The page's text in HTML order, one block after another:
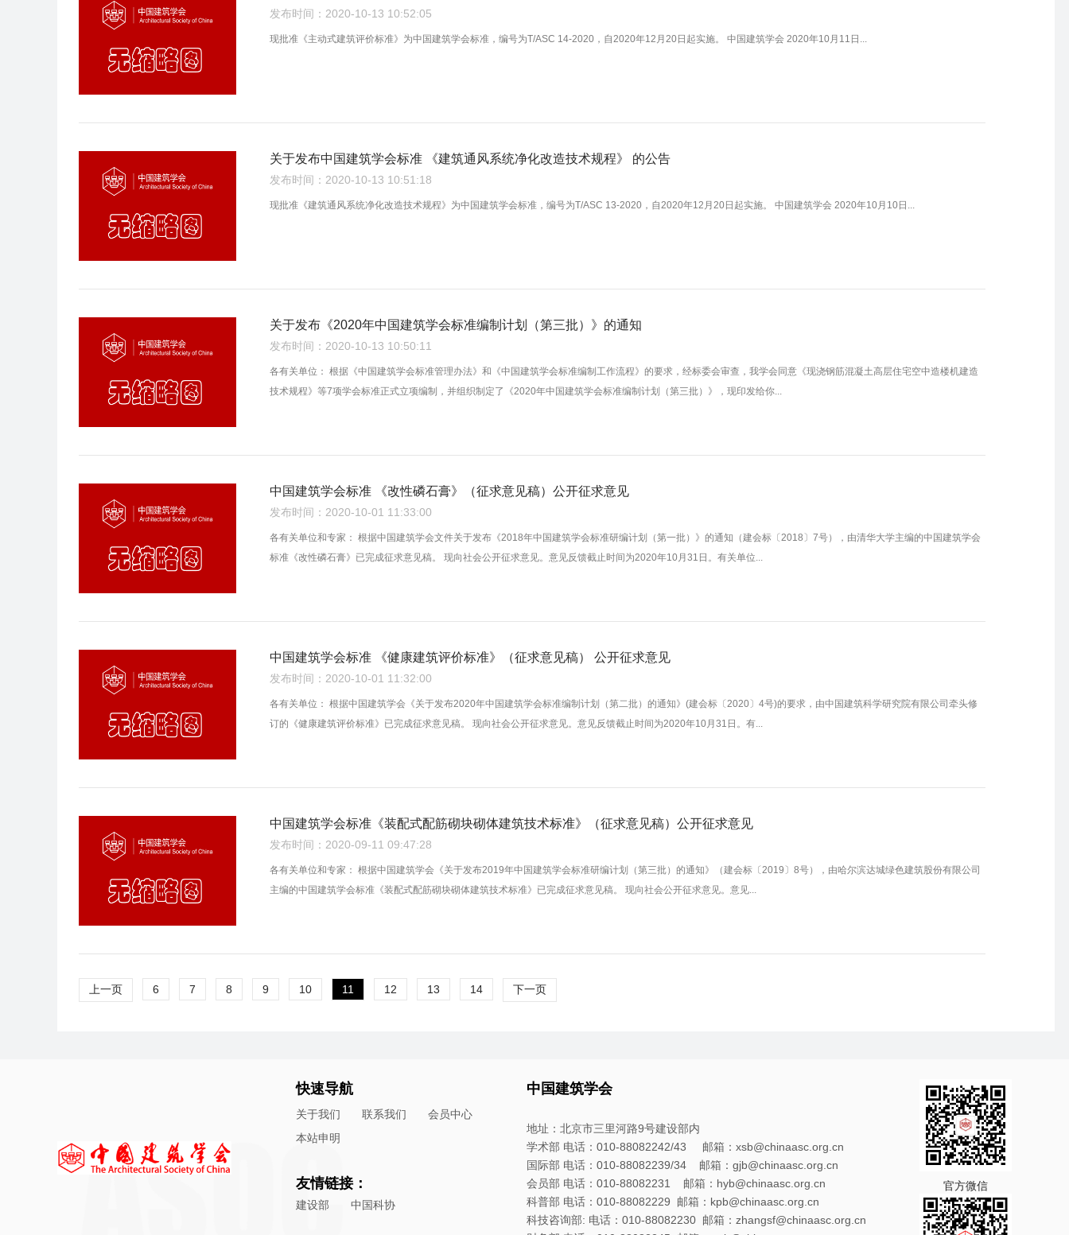
发布时间：2020-10-13 10:52:05
现批准《主动式建筑评价标准》为中国建筑学会标准，编号为T/ASC 14-2020，自2020年12月20日起实施。 中国建筑学会 2020年10月11日...
关于发布中国建筑学会标准 《建筑通风系统净化改造技术规程》 的公告
发布时间：2020-10-13 10:51:18
现批准《建筑通风系统净化改造技术规程》为中国建筑学会标准，编号为T/ASC 13-2020，自2020年12月20日起实施。 中国建筑学会 2020年10月10日...
关于发布《2020年中国建筑学会标准编制计划（第三批）》的通知
发布时间：2020-10-13 10:50:11
各有关单位： 根据《中国建筑学会标准管理办法》和《中国建筑学会标准编制工作流程》的要求，经标委会审查，我学会同意《现浇钢筋混凝土高层住宅空中造楼机建造
技术规程》等7项学会标准正式立项编制，并组织制定了《2020年中国建筑学会标准编制计划（第三批）》，现印发给你...
中国建筑学会标准 《改性磷石膏》（征求意见稿）公开征求意见
发布时间：2020-10-01 11:33:00
各有关单位和专家： 根据中国建筑学会文件关于发布《2018年中国建筑学会标准研编计划（第一批）》的通知（建会标〔2018〕7号），由清华大学主编的中国建筑学会
标准《改性磷石膏》已完成征求意见稿。 现向社会公开征求意见。意见反馈截止时间为2020年10月31日。有关单位...
中国建筑学会标准 《健康建筑评价标准》（征求意见稿） 公开征求意见
发布时间：2020-10-01 11:32:00
各有关单位： 根据中国建筑学会《关于发布2020年中国建筑学会标准编制计划（第二批）的通知》(建会标〔2020〕4号)的要求，由中国建筑科学研究院有限公司牵头修
订的《健康建筑评价标准》已完成征求意见稿。 现向社会公开征求意见。意见反馈截止时间为2020年10月31日。有...
中国建筑学会标准《装配式配筋砌块砌体建筑技术标准》（征求意见稿）公开征求意见
发布时间：2020-09-11 09:47:28
各有关单位和专家： 根据中国建筑学会《关于发布2019年中国建筑学会标准研编计划（第三批）的通知》（建会标〔2019〕8号），由哈尔滨达城绿色建筑股份有限公司
主编的中国建筑学会标准《装配式配筋砌块砌体建筑技术标准》已完成征求意见稿。 现向社会公开征求意见。意见...
上一页 6 7 8 9 10 11 12 13 14 下一页
快速导航
关于我们 联系我们
会员中心
本站申明
友情链接：
建设部 中国科协
中国建筑学会
地址：北京市三里河路9号建设部内
学术部 电话：010-88082242/43 邮箱：xsb@chinaasc.org.cn
国际部 电话：010-88082239/34 邮箱：gjb@chinaasc.org.cn
会员部 电话：010-88082231 邮箱：hyb@chinaasc.org.cn
科普部 电话：010-88082229 邮箱：kpb@chinaasc.org.cn
科技咨询部: 电话：010-88082230 邮箱：zhangsf@chinaasc.org.cn
官方微信